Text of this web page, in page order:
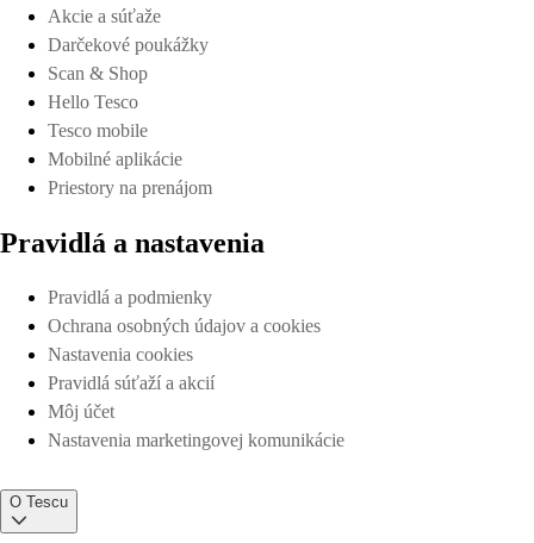
Akcie a súťaže
Darčekové poukážky
Scan & Shop
Hello Tesco
Tesco mobile
Mobilné aplikácie
Priestory na prenájom
Pravidlá a nastavenia
Pravidlá a podmienky
Ochrana osobných údajov a cookies
Nastavenia cookies
Pravidlá súťaží a akcií
Môj účet
Nastavenia marketingovej komunikácie
O Tescu